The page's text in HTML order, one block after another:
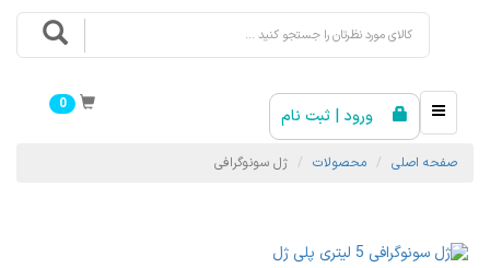
0
ورود | ثبت نام
صفحه اصلی محصولات ژل سونوگرافی